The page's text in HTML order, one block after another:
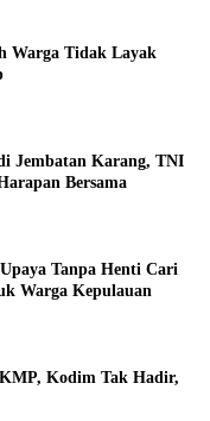
Warga Tidak Layak
Jembatan Karang, TNI
Bersama
Tanpa Henti Cari
Warga Kepulauan
Kodim Tak Hadir,